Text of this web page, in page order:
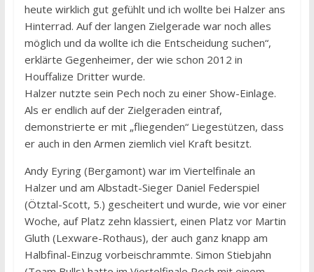
heute wirklich gut gefühlt und ich wollte bei Halzer ans
Hinterrad. Auf der langen Zielgerade war noch alles
möglich und da wollte ich die Entscheidung suchen“,
erklärte Gegenheimer, der wie schon 2012 in
Houffalize Dritter wurde.
Halzer nutzte sein Pech noch zu einer Show-Einlage.
Als er endlich auf der Zielgeraden eintraf,
demonstrierte er mit „fliegenden“ Liegestützen, dass
er auch in den Armen ziemlich viel Kraft besitzt.
Andy Eyring (Bergamont) war im Viertelfinale an
Halzer und am Albstadt-Sieger Daniel Federspiel
(Ötztal-Scott, 5.) gescheitert und wurde, wie vor einer
Woche, auf Platz zehn klassiert, einen Platz vor Martin
Gluth (Lexware-Rothaus), der auch ganz knapp am
Halbfinal-Einzug vorbeischrammte. Simon Stiebjahn